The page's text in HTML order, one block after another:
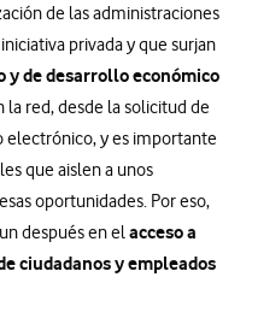
de las administraciones
privada y que surjan
y de desarrollo económico
la red, desde la solicitud de
electrónico, y es importante
que aislen a unos
oportunidades. Por eso,
después en elacceso a
ciudadanos y empleados